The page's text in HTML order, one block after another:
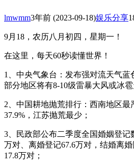
lmwmm3年前 (2023-09-18)娱乐分享
9月18，农历八月初四，星期一！
在这里，每天60秒读懂世界！
1、中央气象台：发布强对流天气
部分地区将有8-10级雷暴大风或冰雹
2、中国耕地抛荒排行：西南地区最
37.9%，江苏抛荒最少；
3、民政部公布二季度全国婚姻登记
万对、离婚登记67.6万对，结婚离婚
17.8万对；